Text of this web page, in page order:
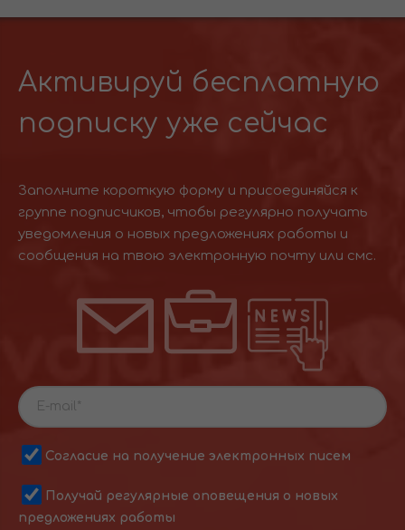
Активируй бесплатную
подписку уже сейчас
Заполните короткую форму и присоединяйся к
группе подписчиков, чтобы регулярно получать
уведомления о новых предложениях работы и
сообщения на твою электронную почту или смс.
Согласие на получение электронных писем
Получай регулярные оповещения о новых
предложениях работы